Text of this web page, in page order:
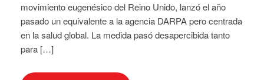
movimiento eugenésico del Reino Unido, lanzó el año
pasado un equivalente a la agencia DARPA pero centrada
en la salud global. La medida pasó desapercibida tanto
para […]